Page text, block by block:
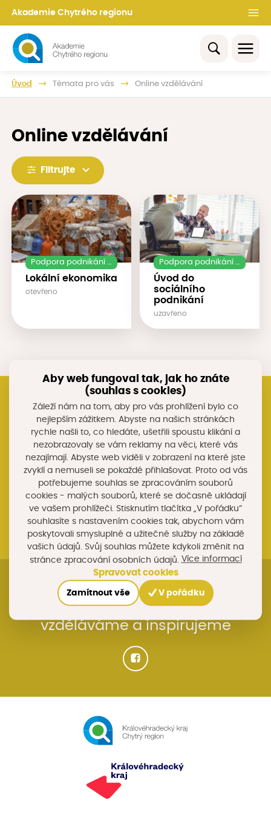
Akademie Chytrého regionu
Úvod Témata pro vás Online vzdělávání
Online vzdělávání
Filtrujte
Podpora podnikání a lokální produkce
Lokální ekonomika
otevřeno
Podpora podnikání a lokální produkce
Úvod do
sociálního
podnikání
uzavřeno
Registrujte si náš newsletter
Nebo nám napište na e-mail
akademie@chytryregion.cz
Stáhněte si mobilní aplikaci Chytrý region
Facebook Chytrého regionu
Přihlásit k odběru
Rozvíjíme náš kraj
vzděláváme a inspirujeme
Aby web fungoval tak, jak ho znáte
(souhlas s cookies)
Záleží nám na tom, aby pro vás prohlížení bylo co
nejlepším zážitkem. Abyste na našich stránkách
rychle našli to, co hledáte, ušetřili spoustu klikání a
nezobrazovaly se vám reklamy na věci, které vás
nezajímají. Abyste web viděli v zobrazení na které jste
zvyklí a nemuseli se pokaždé přihlašovat. Proto od vás
potřebujeme souhlas se zpracováním souborů
cookies - malých souborů, které se dočasně ukládají
ve vašem prohlížeči. Stisknutím tlačítka „V pořádku“
souhlasíte s nastavením cookies tak, abychom vám
poskytovali smysluplné a užitečné služby na základě
vašich údajů. Svůj souhlas můžete kdykoli změnit na
stránce zpracování osobních údajů. Více informací
Spravovat cookies
Zamítnout vše V pořádku